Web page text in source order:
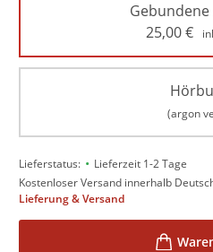
Gebundene
25,00€
(argon
Lieferstatus: • Lieferzeit 1-2 Tage
Kostenloser Versand innerhalb
Lieferung & Versand